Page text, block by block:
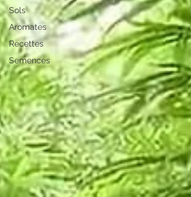
Sols
Aromates
Recettes
Semences